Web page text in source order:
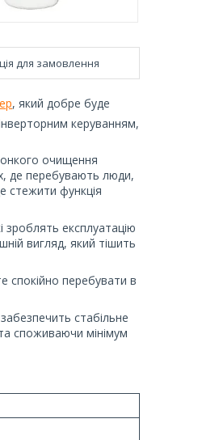
для замовлення
, який добре буде
керуванням,
очищення
де перебувають люди,
стежити функція
зроблять експлуатацію
вигляд, який тішить
спокійно перебувати в
стабільне
споживаючи мінімум